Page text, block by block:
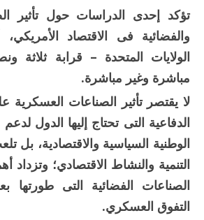
تؤكد إحدى الدراسات حول تأثير
والفضائية فى الاقتصاد الأمريكي،
الولايات المتحدة – قرابة ثلاثة
مباشرة وغير مباشرة.
لا يقتصر تأثير الصناعات العسكرية
الدفاعية التى تحتاج إليها الدول لدعم
الوطنية السياسية والاقتصادية، بل
التنمية والنشاط الاقتصادي؛ وتزداد
الصناعات الفضائية التى طورتها
التفوق العسكري.